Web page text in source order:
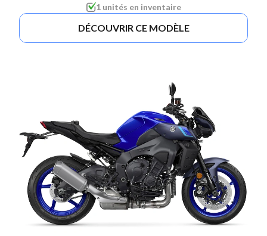
1 unités en inventaire
DÉCOUVRIR CE MODÈLE